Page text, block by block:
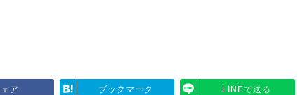
ア ブックマーク LINEで送る